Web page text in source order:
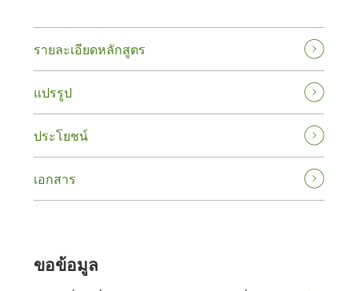
รายละเอียดหลักสูตร
แปรรูป
ประโยชน์
เอกสาร
ขอข้อมูล